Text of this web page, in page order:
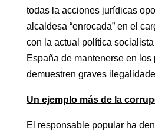
todas la acciones jurídicas
alcaldesa “enrocada” en el
con la actual política
España de mantenerse en
demuestren graves
Un ejemplo más de la
El responsable popular ha